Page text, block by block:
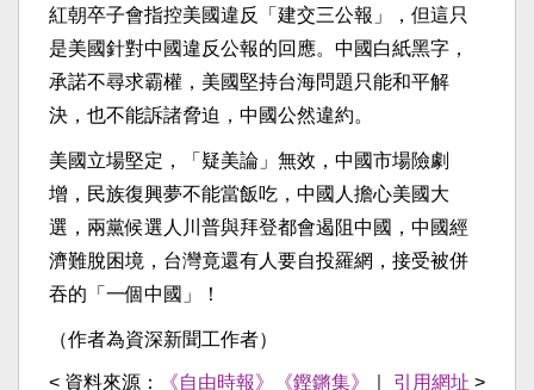
紅朝卒子會指控美國違反「建交三公報」，但這只
是美國針對中國違反公報的回應。中國白紙黑字，
承諾不尋求霸權，美國堅持台海問題只能和平解
決，也不能訴諸脅迫，中國公然違約。
美國立場堅定，「疑美論」無效，中國市場險劇
增，民族復興夢不能當飯吃，中國人擔心美國大
選，兩黨候選人川普與拜登都會遏阻中國，中國經
濟難脫困境，台灣竟還有人要自投羅網，接受被併
吞的「一個中國」！
（作者為資深新聞工作者）
< 資料來源： 《自由時報》《鏗鏘集》 引用網址 >